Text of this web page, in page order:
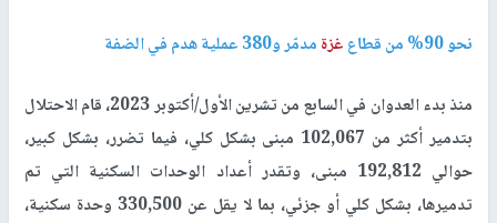
نحو 90% من قطاع غزةمدمّر و380 عملية هدم في الضفة
منذ بدء العدوان في السابع من تشرين الأول/أكتوبر 2023، قام الاحتلال
بتدمير أكثر من 102,067 مبنى بشكل كلي، فيما تضرر، بشكل كبير،
حوالي 192,812 مبنى، وتقدر أعداد الوحدات السكنية التي تم
تدميرها، بشكل كلي أو جزئي، بما لا يقل عن 330,500 وحدة سكنية،